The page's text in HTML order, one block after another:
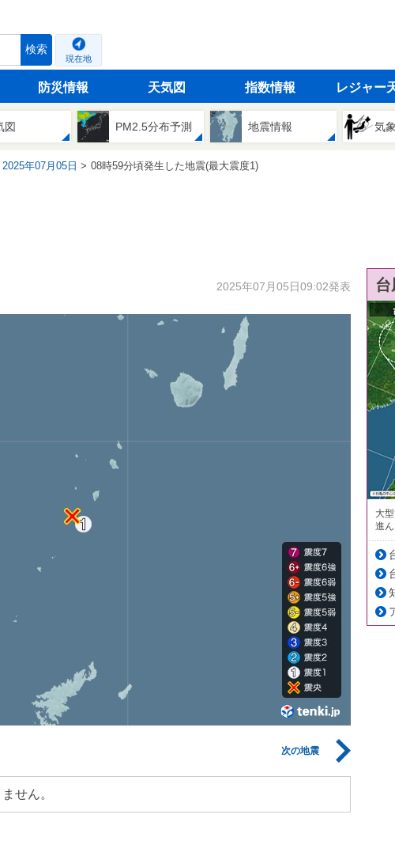
検索
現在地
防災情報 天気図 指数情報 レジャー
図 PM2.5分布予測 地震情報 気
2025年07月05日 08時59分頃発生した地震(最大震度1)
2025年07月05日09:02発表
次の地震
せん。
大
進